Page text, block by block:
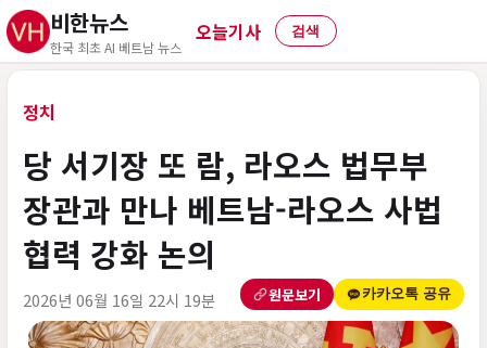
비한뉴스
한국 최초 AI 베트남 뉴스
오늘기사 검색
정치
당 서기장 또 람, 라오스 법무부
장관과 만나 베트남-라오스 사법
협력 강화 논의
2026년 06월 16일 22시 19분 원문보기 카카오톡 공유